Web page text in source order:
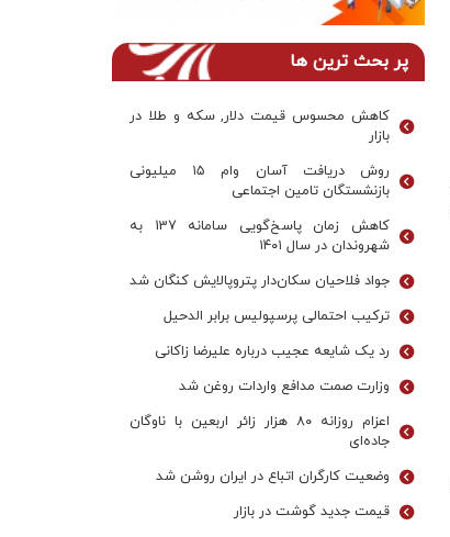
پر بحث ترین ها
کاهش محسوس قیمت دلار, سکه و طلا در
بازار
روش دریافت آسان وام ۱۵ میلیونی
بازنشستگان تامین اجتماعی
کاهش زمان پاسخ‌گویی سامانه 137 به
شهروندان در سال ۱۴۰۱
جواد فلاحیان سکان‌دار پتروپالایش کنگان شد
ترکیب احتمالی پرسپولیس برابر الدحیل
رد یک شایعه عجیب درباره علیرضا زاکانی
وزارت صمت مدافع واردات روغن شد
اعزام روزانه ۸۰ هزار زائر اربعین با ناوگان
جاده‌ای
وضعیت کارگران اتباع در ایران روشن شد
قیمت جدید گوشت در بازار